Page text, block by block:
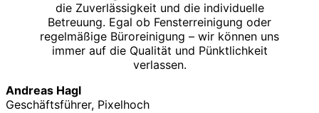
die Zuverlässigkeit und die individuelle
Betreuung. Egal ob Fensterreinigung oder
regelmäßige Büroreinigung – wir können uns
immer auf die Qualität und Pünktlichkeit
verlassen.
Andreas Hagl
Geschäftsführer, Pixelhoch